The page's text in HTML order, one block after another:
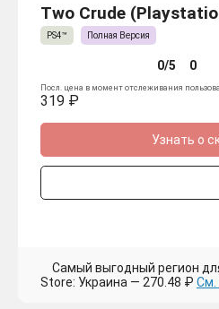
Two Crude
PS4™ Полная Версия
0/5 0
Посл. цена в момент отслеживания
319 ₽
Узнать о
Самый выгодный регион
Store: Украина — 270.48 ₽ См.